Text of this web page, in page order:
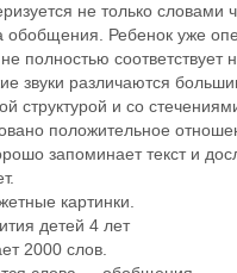
не только словами
обобщения. Ребенок уже
полностью
звуки различаются
структурой и со
положительное
запоминает текст и
картинки.
детей 4 лет
2000 слов.